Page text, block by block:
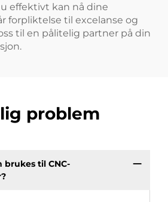
effektivt kan nå dine
forpliktelse til excelanse og
til en pålitelig partner på din
problem
til CNC-